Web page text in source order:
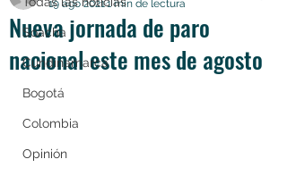
Soacha
Cundinamarca
Bogotá
Colombia
Opinión
Nueva jornada de paro
nacional este mes de agosto
19 ago 20211 min de lectura